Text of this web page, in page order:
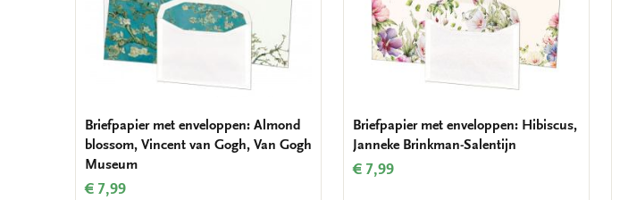
Briefpapier met enveloppen: Almond
blossom, Vincent van Gogh, Van Gogh
Museum
€ 7,99
Briefpapier met enveloppen: Hibiscus,
Janneke Brinkman-Salentijn
€ 7,99